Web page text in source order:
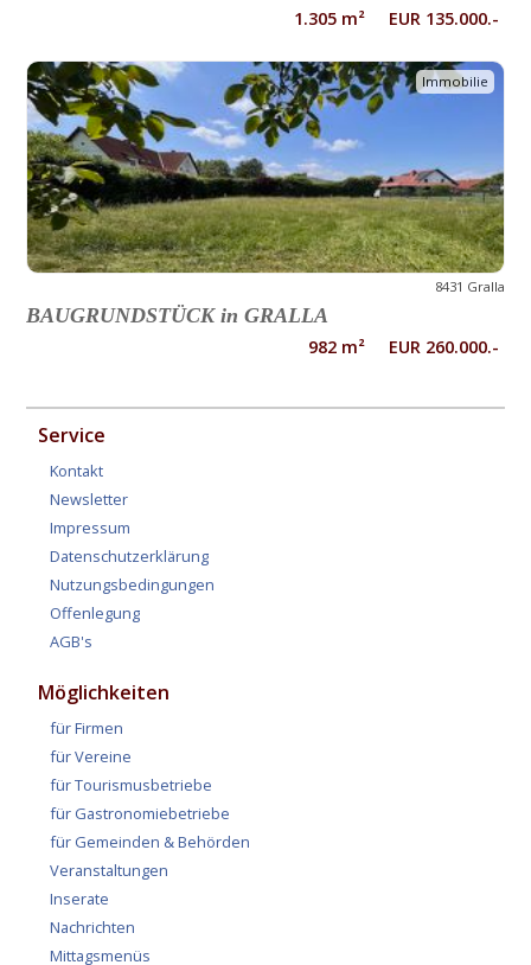
1.305 m² EUR 135.000.-
Immobilie
8431 Gralla
BAUGRUNDSTÜCK in GRALLA
982 m² EUR 260.000.-
Service
Kontakt
Newsletter
Impressum
Datenschutzerklärung
Nutzungsbedingungen
Offenlegung
AGB's
Möglichkeiten
für Firmen
für Vereine
für Tourismusbetriebe
für Gastronomiebetriebe
für Gemeinden & Behörden
Veranstaltungen
Inserate
Nachrichten
Mittagsmenüs